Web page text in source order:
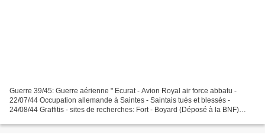
Guerre 39/45: Guerre aérienne " Ecurat - Avion Royal air force abbatu -
22/07/44 Occupation allemande à Saintes - Saintais tués et blessés -
24/08/44 Graffitis - sites de recherches: Fort - Boyard (Déposé à la BNF)